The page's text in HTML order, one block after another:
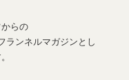
らの
ランネルマガジンとし